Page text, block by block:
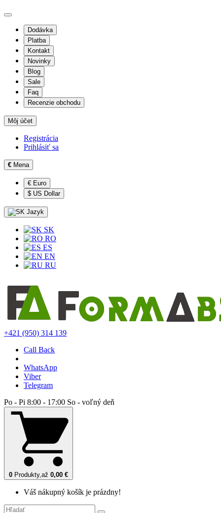
Dodávka
Platba
Kontakt
Novinky
Blog
Sale
Faq
Recenzie obchodu
Môj účet
Registrácia
Prihlásiť sa
€ Mena
€ Euro
$ US Dollar
Jazyk
SK
RO
ES
EN
RU
+421 (950) 314 139
Call Back
WhatsApp
Viber
Telegram
Po - Pi 8:00 - 17:00 So - voľný deň
0 Produkty,až 0,00 €
Váš nákupný košík je prázdny!